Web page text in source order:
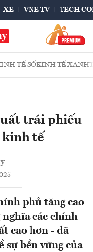
XE VNE TV TECH
TẾ SỐKINH TẾ XANH
trái phiếu
kinh tế
phủ tăng cao
các chính
cao hơn - đã
sự bền vững của